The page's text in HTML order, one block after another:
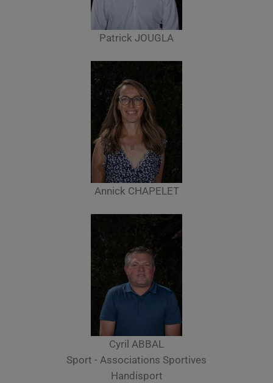
Patrick JOUGLA
Annick CHAPELET
Cyril ABBAL
Sport - Associations Sportives
Handisport